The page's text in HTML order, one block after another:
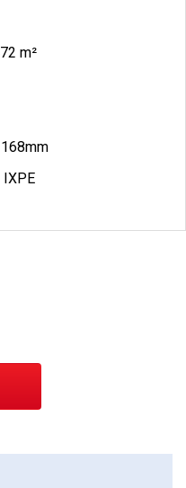
m²
IXPE
₫.
số lượng